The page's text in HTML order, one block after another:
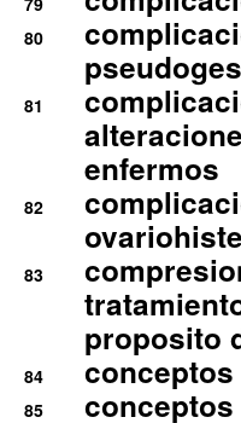
80
81
enfermos
82
83
proposito
84
85